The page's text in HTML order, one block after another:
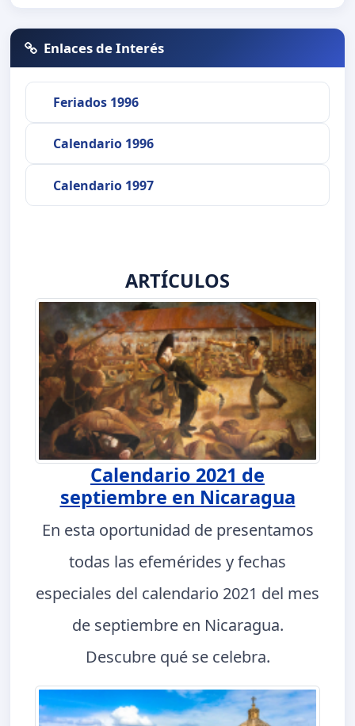
Enlaces de Interés
Feriados 1996
Calendario 1996
Calendario 1997
ARTÍCULOS
Calendario 2021 de
septiembre en Nicaragua
En esta oportunidad de presentamos
todas las efemérides y fechas
especiales del calendario 2021 del mes
de septiembre en Nicaragua.
Descubre qué se celebra.